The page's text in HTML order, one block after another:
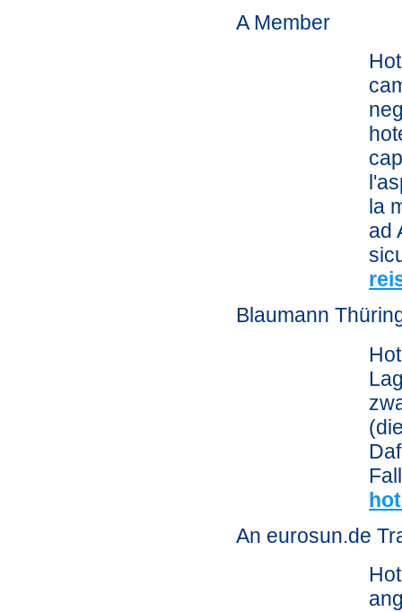
A Member
la
ad
Blaumann
An eurosun.de